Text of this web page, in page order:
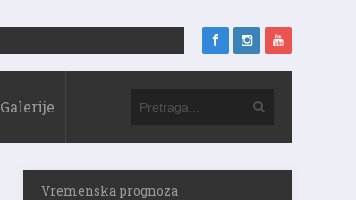
Galerije
Vremenska prognoza